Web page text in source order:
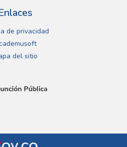
de privacidad
del sitio